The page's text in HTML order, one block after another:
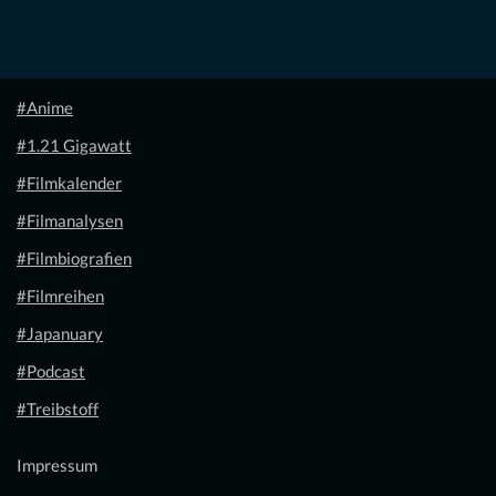
#Anime
#1.21 Gigawatt
#Filmkalender
#Filmanalysen
#Filmbiografien
#Filmreihen
#Japanuary
#Podcast
#Treibstoff
Impressum